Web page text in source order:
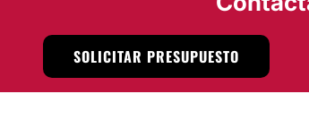
SOLICITAR PRESUPUESTO